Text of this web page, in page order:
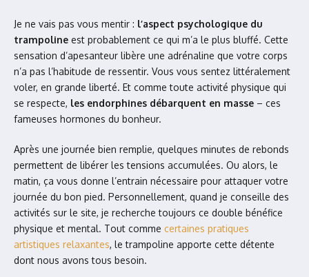
Je ne vais pas vous mentir : l’aspect psychologique du
trampoline est probablement ce qui m’a le plus bluffé. Cette
sensation d’apesanteur libère une adrénaline que votre corps
n’a pas l’habitude de ressentir. Vous vous sentez littéralement
voler, en grande liberté. Et comme toute activité physique qui
se respecte, les endorphines débarquent en masse – ces
fameuses hormones du bonheur.
Après une journée bien remplie, quelques minutes de rebonds
permettent de libérer les tensions accumulées. Ou alors, le
matin, ça vous donne l’entrain nécessaire pour attaquer votre
journée du bon pied. Personnellement, quand je conseille des
activités sur le site, je recherche toujours ce double bénéfice
physique et mental. Tout comme certaines pratiques
artistiques relaxantes, le trampoline apporte cette détente
dont nous avons tous besoin.